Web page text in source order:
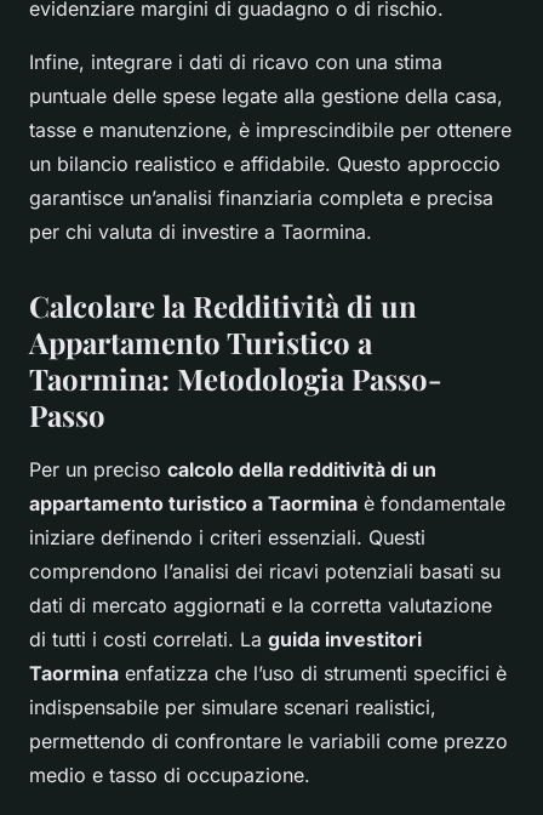
evidenziare margini di guadagno o di rischio.
Infine, integrare i dati di ricavo con una stima
puntuale delle spese legate alla gestione della casa,
tasse e manutenzione, è imprescindibile per ottenere
un bilancio realistico e affidabile. Questo approccio
garantisce un’analisi finanziaria completa e precisa
per chi valuta di investire a Taormina.
Calcolare la Redditività di un
Appartamento Turistico a
Taormina: Metodologia Passo-
Passo
Per un preciso calcolo della redditività di un
appartamento turistico a Taormina è fondamentale
iniziare definendo i criteri essenziali. Questi
comprendono l’analisi dei ricavi potenziali basati su
dati di mercato aggiornati e la corretta valutazione
di tutti i costi correlati. La guida investitori
Taormina enfatizza che l’uso di strumenti specifici è
indispensabile per simulare scenari realistici,
permettendo di confrontare le variabili come prezzo
medio e tasso di occupazione.